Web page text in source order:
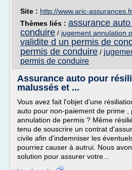
Site : http://www.aric-assurances.fr
Thèmes liés : assurance
conduire / jugement annulation
validite d un permis de
permis de conduire /
permis de conduire
Assurance auto pour
malussés et ...
Vous avez fait l'objet d'une
auto pour non-paiement de prime ,
annulation de permis ? Même
tenu de souscrire un contrat
civile afin d'indemniser les
pourriez causer à autrui. Nous
solution pour assurer votre...